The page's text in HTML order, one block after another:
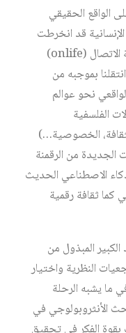
الواقع الحقيقي
قد انخرطت
في مسار جديد من الحياة الرقمية دائمة الاتصال (onlife)
بموجبه من
نحو عوالم
الفلسفية
الخصوصية…)
الجديدة من الرقمنة
الاصطناعي الحديث
كما ثقافة رقمية
المبذول من
النظرية واختيار
ما يشبه الرحلة
الأنثروبولوجي في